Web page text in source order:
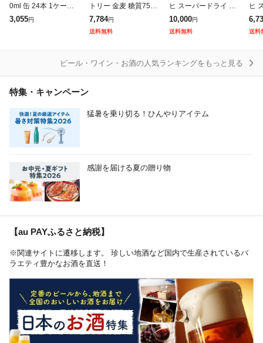
0ml 缶 24本 1ケース
送料無料
3,055円
トリー 金麦 糖質75%
オフ 350ml×2ケース/
48本(048)『IAS』 発
7,784円
送料無料
ヒ スーパードライ 35
0ml×2ケース/48本(04
8)『IAS』
10,000円
送料無料
ヒ
4)
送料
ビール・ワイン・お酒の人気ランキングをもっと見る
特集・キャンペーン
猛暑を乗り切る！ひんやりアイテム
感謝を届ける夏の贈り物
【au PAYふるさと納税】
※関連サイトに遷移します。 珍しい地酒など国内で生産されているバ
ラエティ豊かなお酒を直送！